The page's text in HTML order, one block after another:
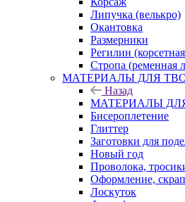
Липучка (велькро)
Окантовка
Размерники
Регилин
Стропа (ременная
МАТЕРИАЛЫ ДЛЯ
Назад
МАТЕРИАЛЫ
Бисероплетение
Глиттер
Заготовки для
Новый год
Проволока,
Оформление,
Лоскуток